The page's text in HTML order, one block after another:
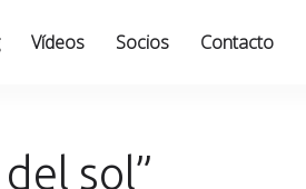
Vídeos Socios Contacto
sol”